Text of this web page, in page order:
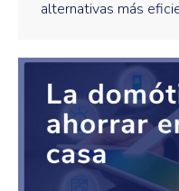
alternativas más